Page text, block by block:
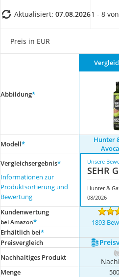
Aktualisiert: 07.08.20261 - 8
Preis in EUR
Abbildung*
Modell*
Hunter
Vergleichsergebnis*
Informationen zur
Produktsortierung und
Bewertung
Unsere
SEHR
08/2026
Kundenwertung
bei Amazon* 1893
Erhältlich bei*
Preis­vergleich
Nachhaltiges Produkt
Menge